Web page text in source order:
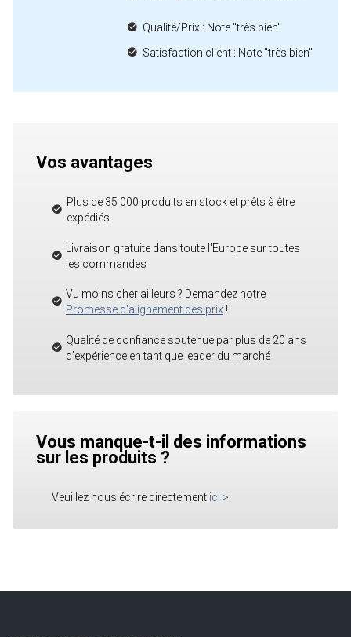
Qualité/Prix : Note "très bien"
Satisfaction client : Note "très bien"
Vos avantages
Plus de 35 000 produits en stock et prêts à être
expédiés
Livraison gratuite dans toute l'Europe sur toutes
les commandes
Vu moins cher ailleurs ? Demandez notre
Promesse d'alignement des prix !
Qualité de confiance soutenue par plus de 20 ans
d'expérience en tant que leader du marché
Vous manque-t-il des informations
sur les produits ?
Veuillez nous écrire directement ici >